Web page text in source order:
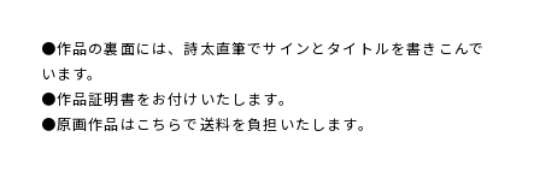
●作品の裏面には、詩太直筆でサインとタイトルを書きこんで
います。
●作品証明書をお付けいたします。
●原画作品はこちらで送料を負担いたします。